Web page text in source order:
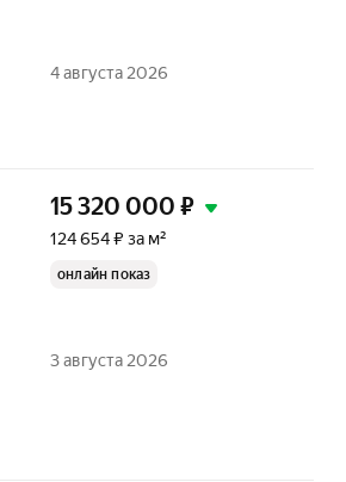
4 августа 2026
15 320 000 ₽
124 654 ₽ за м²
онлайн показ
3 августа 2026